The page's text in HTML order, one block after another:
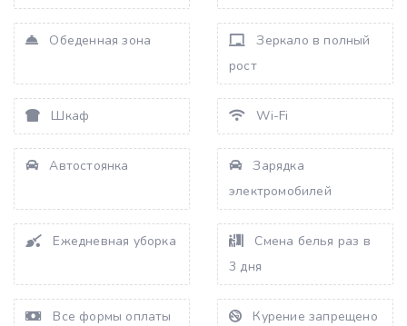
Обеденная зона
Зеркало в полный
рост
Шкаф Wi-Fi
Автостоянка
Зарядка
электромобилей
Ежедневная уборка
Смена белья раз в
3 дня
Все формы оплаты Курение запрещено